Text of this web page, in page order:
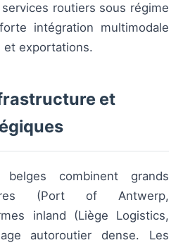
routiers sous régime
intégration multimodale
et exportations.
et
belges combinent grands
(Port of Antwerp,
inland (Liège Logistics,
autoroutier dense. Les